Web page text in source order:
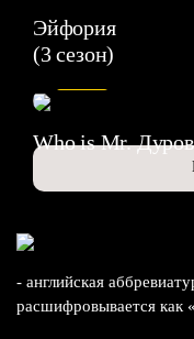
Эйфория
(3 сезон)
Who is Mr.
- английская
расшифровывается как